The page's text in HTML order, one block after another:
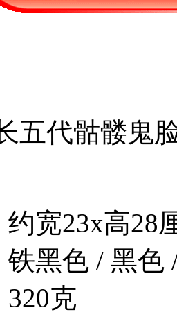
五代骷髅鬼
约宽23x高28
铁黑色 / 黑
320克